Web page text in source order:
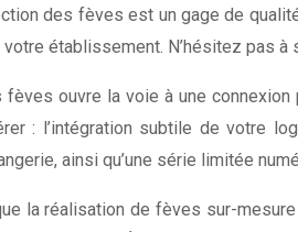
des fèves est un gage de
établissement. N’hésitez pas
fèves ouvre la voie à une
: l’intégration subtile de votre
ainsi qu’une série limitée
la réalisation de fèves sur-